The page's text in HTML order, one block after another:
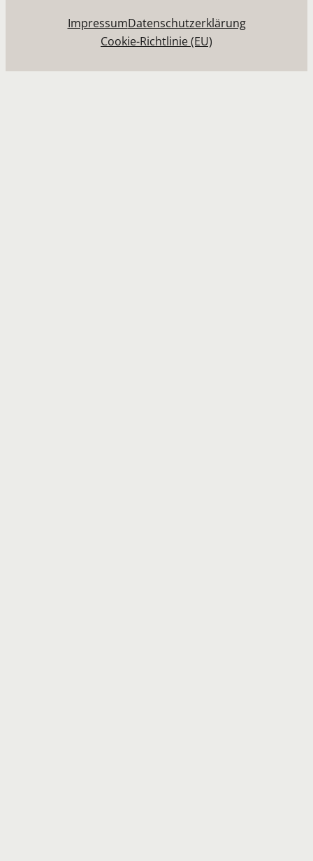
ImpressumDatenschutzerklärung
Cookie-Richtlinie (EU)